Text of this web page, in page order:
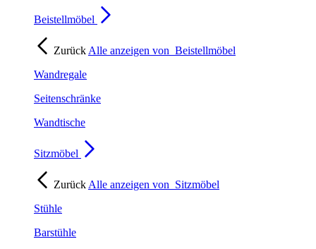
Beistellmöbel
Zurück Alle anzeigen von Beistellmöbel
Wandregale
Seitenschränke
Wandtische
Sitzmöbel
Zurück Alle anzeigen von Sitzmöbel
Stühle
Barstühle